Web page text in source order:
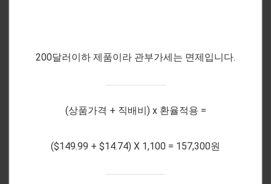
200달러이하 제품이라 관부가세는 면제입니다.
(상품가격 + 직배비) x 환율적용 =
($149.99 + $14.74) X 1,100 = 157,300원